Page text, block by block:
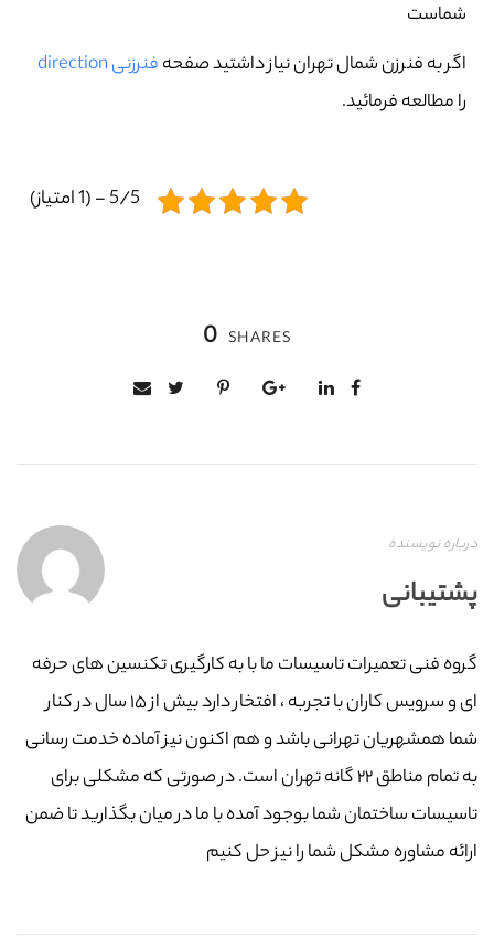
شماست
اگر به فنرزن شمال تهران نیاز داشتید صفحهفنرزنی direction
را مطالعه فرمائید.
5/5 - (1 امتیاز)
0 SHARES
درباره نویسنده
پشتیبانی
گروه فنی تعمیرات تاسیسات ما با به‌ کارگیری تکنسین های حرفه
ای و سرویس کاران با تجربه ، افتخار دارد بیش از ۱۵ سال در کنار
شما همشهریان تهرانی باشد و هم اکنون نیز آماده خدمت رسانی
به تمام مناطق ۲۲ گانه تهران است. در صورتی که مشکلی برای
تاسیسات ساختمان شما بوجود آمده با ما در میان بگذارید تا ضمن
ارائه مشاوره مشکل شما را نیز حل کنیم